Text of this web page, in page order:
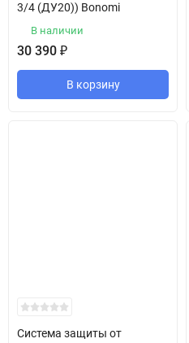
3/4 (ДУ20)) Bonomi
В наличии
30 390 ₽
В корзину
Система защиты от